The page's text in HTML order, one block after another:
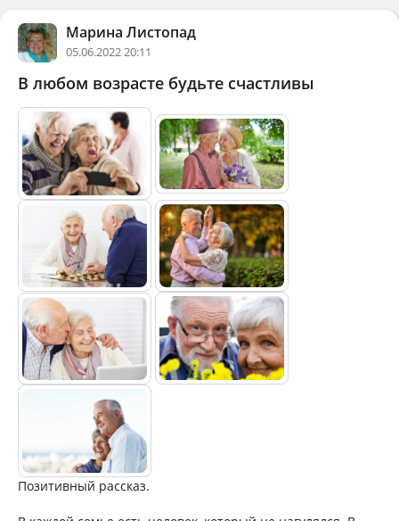
Марина Листопад
05.06.2022 20:11
В любом возрасте будьте счастливы
Позитивный рассказ.